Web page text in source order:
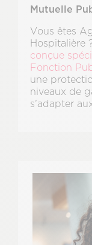
Mutuelle
Vous êtes
Hospitalière
conçue
Fonction
une
niveaux de
s’adapter